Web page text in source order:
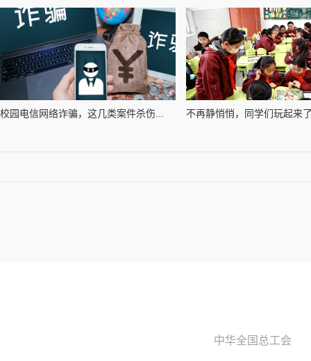
校园电信网络诈骗，这几类案件杀伤... 不再静悄悄，同学们玩起来
中华全国总工会